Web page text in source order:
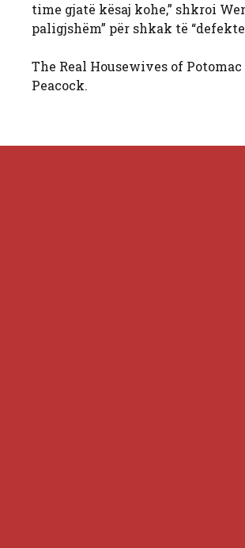
time gjatë kësaj kohe,” shkroi
paligjshëm” për shkak të
The Real Housewives of
Peacock.